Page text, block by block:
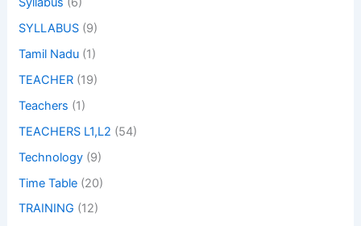
SYLLABUS (9)
Tamil Nadu (1)
TEACHER (19)
Teachers (1)
TEACHERS L1,L2 (54)
Technology (9)
Time Table (20)
TRAINING (12)